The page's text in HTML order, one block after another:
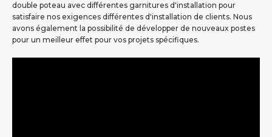
double poteau avec différentes garnitures d'installation pour
satisfaire nos exigences différentes d'installation de clients. Nous
avons également la possibilité de développer de nouveaux postes
pour un meilleur effet pour vos projets spécifiques.